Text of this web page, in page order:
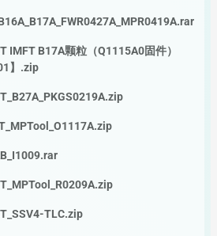
IMFT B17A颗粒（Q1115A0固件）
】.zip
TLC.zip